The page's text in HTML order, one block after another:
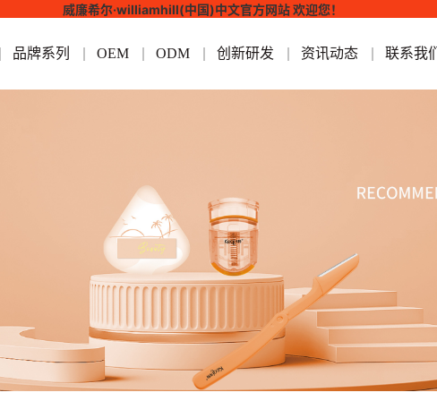
威廉希尔·williamhill(中国)中文官方网站 欢迎您！
品牌系列 OEM ODM 创新研发 资讯动态 联系我们